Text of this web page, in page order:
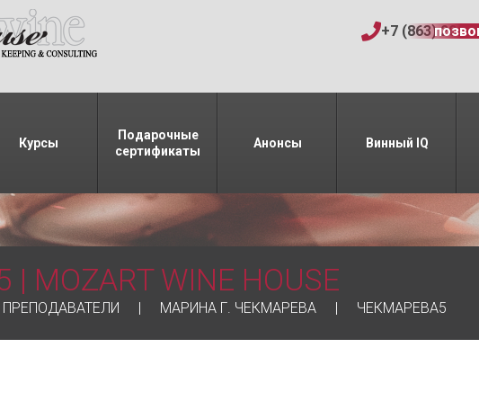
+7 (863) 206-
Курсы
Подарочные
сертификаты
Анонсы Винный IQ
MOZART WINE HOUSE
ПРЕПОДАВАТЕЛИ МАРИНА Г. ЧЕКМАРЕВА ЧЕКМАРЕВА5